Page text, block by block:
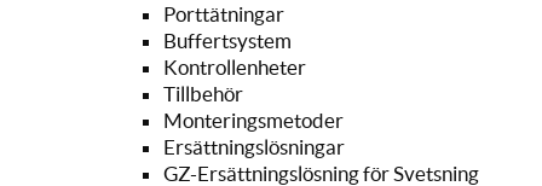
Porttätningar
Buffertsystem
Kontrollenheter
Tillbehör
Monteringsmetoder
Ersättningslösningar
GZ-Ersättningslösning för Svetsning